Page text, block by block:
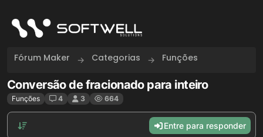
Fórum Maker Categorias Funções
Conversão de fracionado para inteiro
Funções 4 3 664
Entre para responder